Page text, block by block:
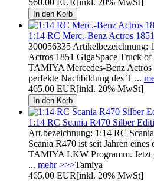
1:14 RC Merc.-Benz Actros
300056335 Artikelbezeichnung:
Actros 1851 GigaSpace Truck of
TAMIYA Mercedes-Benz Actros
perfekte Nachbildung des T ...
465.00 EUR[inkl. 20% MwSt]
1:14 RC Scania R470 Silber
Art.bezeichnung: 1:14 RC
Scania R470 ist seit Jahren
TAMIYA LKW Programm. Jetzt
... mehr >>>Tamiya
465.00 EUR[inkl. 20% MwSt]